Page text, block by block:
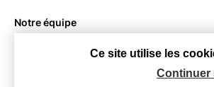
Notre équipe
Ce site utilise les
Continuer